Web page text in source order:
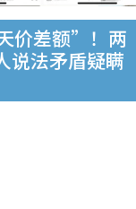
价差额”！两
说法矛盾疑瞒